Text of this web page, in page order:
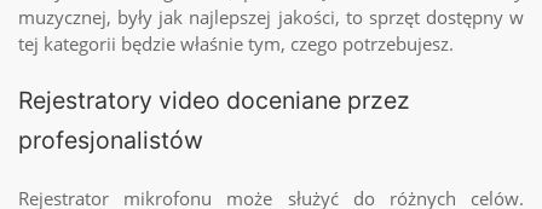
muzycznej, były jak najlepszej jakości, to sprzęt dostępny w
tej kategorii będzie właśnie tym, czego potrzebujesz.
Rejestratory video doceniane przez
profesjonalistów
Rejestrator mikrofonu może służyć do różnych celów.